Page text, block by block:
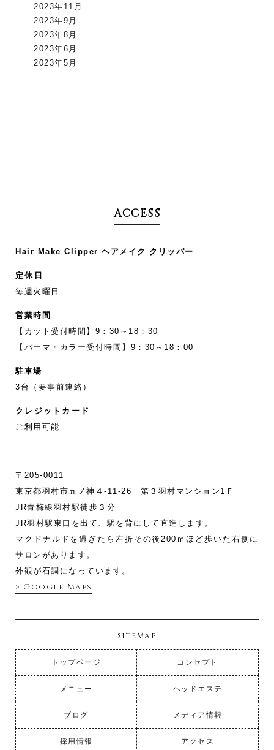
2023年11月
2023年9月
2023年8月
2023年6月
2023年5月
ACCESS
Hair Make Clipper ヘアメイク クリッパー
定休日
毎週火曜日
営業時間
【カット受付時間】9：30～18：30
【パーマ・カラー受付時間】9：30～18：00
駐車場
3台（要事前連絡）
クレジットカード
ご利用可能
〒205-0011
東京都羽村市五ノ神４-11‐26 第３羽村マンション1Ｆ
JR青梅線羽村駅徒歩３分
JR羽村駅東口を出て、駅を背にして直進します。
マクドナルドを過ぎたら左折その後200ｍほど歩いた右側に
サロンがあります。
外観が石調になっています。
> Google Maps
SITEMAP
トップページ コンセプト
メニュー ヘッドエステ
ブログ メディア情報
採用情報 アクセス